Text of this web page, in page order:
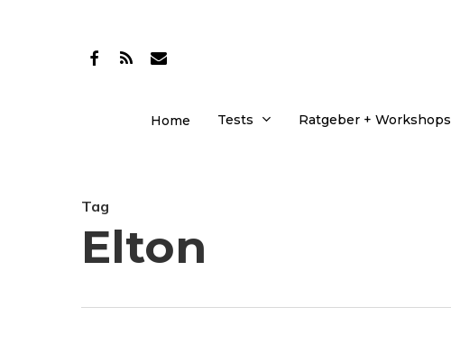
facebook
RSS email
Home Tests Ratgeber + Workshops
Tag
Elton